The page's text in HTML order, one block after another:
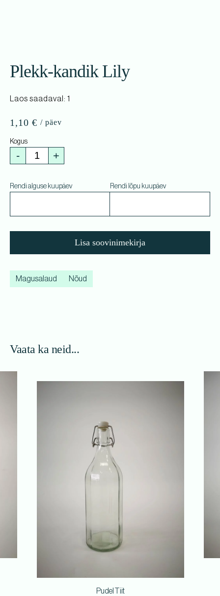
Plekk-kandik Lily
Laos saadaval: 1
1,10 €
- +
Rendi alguse kuupäev Rendi lõpu kuupäev
Lisa soovinimekirja
Magusalaud Nõud
Vaata ka neid...
Pudel Tiit